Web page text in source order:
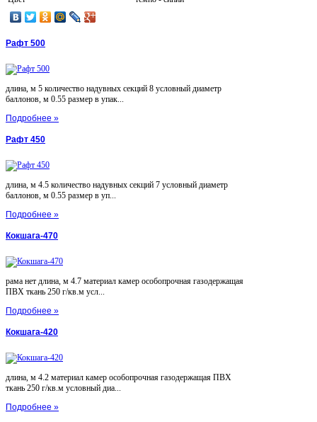
Рафт 500
длина, м 5 количество надувных секций 8 условный диаметр
баллонов, м 0.55 размер в упак...
Подробнее »
Рафт 450
длина, м 4.5 количество надувных секций 7 условный диаметр
баллонов, м 0.55 размер в уп...
Подробнее »
Кокшага-470
рама нет длина, м 4.7 материал камер особопрочная газодержащая
ПВХ ткань 250 г/кв.м усл...
Подробнее »
Кокшага-420
длина, м 4.2 материал камер особопрочная газодержащая ПВХ
ткань 250 г/кв.м условный диа...
Подробнее »